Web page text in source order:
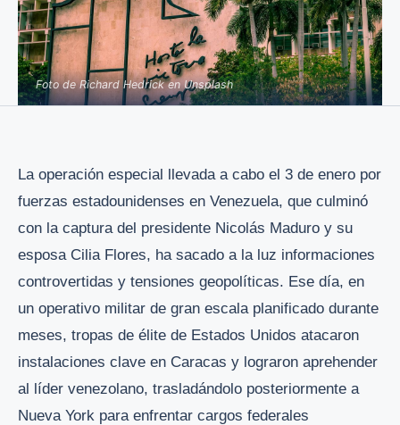
Foto de Richard Hedrick en Unsplash
La operación especial llevada a cabo el 3 de enero por
fuerzas estadounidenses en Venezuela, que culminó
con la captura del presidente Nicolás Maduro y su
esposa Cilia Flores, ha sacado a la luz informaciones
controvertidas y tensiones geopolíticas. Ese día, en
un operativo militar de gran escala planificado durante
meses, tropas de élite de Estados Unidos atacaron
instalaciones clave en Caracas y lograron aprehender
al líder venezolano, trasladándolo posteriormente a
Nueva York para enfrentar cargos federales